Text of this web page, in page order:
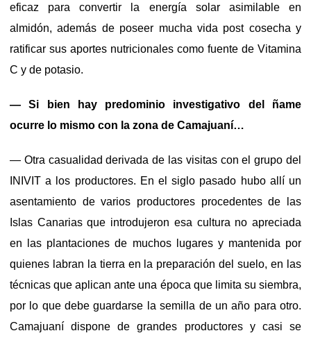
eficaz para convertir la energía solar asimilable en
almidón, además de poseer mucha vida post cosecha y
ratificar sus aportes nutricionales como fuente de Vitamina
C y de potasio.
— Si bien hay predominio investigativo del ñame
ocurre lo mismo con la zona de Camajuaní…
— Otra casualidad derivada de las visitas con el grupo del
INIVIT a los productores. En el siglo pasado hubo allí un
asentamiento de varios productores procedentes de las
Islas Canarias que introdujeron esa cultura no apreciada
en las plantaciones de muchos lugares y mantenida por
quienes labran la tierra en la preparación del suelo, en las
técnicas que aplican ante una época que limita su siembra,
por lo que debe guardarse la semilla de un año para otro.
Camajuaní dispone de grandes productores y casi se